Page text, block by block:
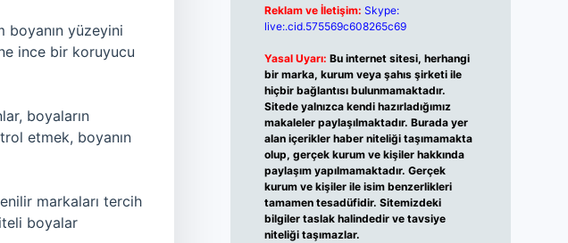
boyanın yüzeyini
ince bir koruyucu
boyaların
etmek, boyanın
markaları tercih
boyalar
Reklam ve İletişim: Skype:
live:.cid.575569c608265c69
Yasal Uyarı: Bu internet sitesi, herhangi
bir marka, kurum veya şahıs şirketi ile
hiçbir bağlantısı bulunmamaktadır.
Sitede yalnızca kendi hazırladığımız
makaleler paylaşılmaktadır. Burada yer
alan içerikler haber niteliği taşımamakta
olup, gerçek kurum ve kişiler hakkında
paylaşım yapılmamaktadır. Gerçek
kurum ve kişiler ile isim benzerlikleri
tamamen tesadüfidir. Sitemizdeki
bilgiler taslak halindedir ve tavsiye
niteliği taşımazlar.